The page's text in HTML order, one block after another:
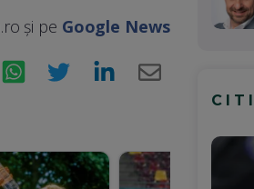
și pe Google News
WhatsApp Twitter LinkedIn